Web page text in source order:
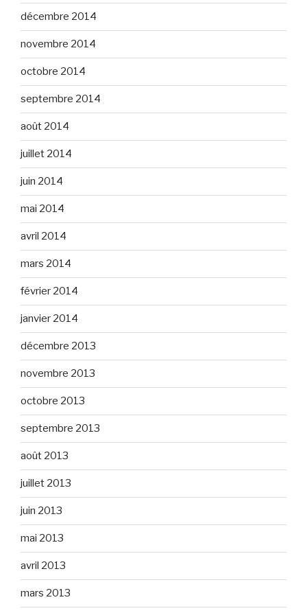
décembre 2014
novembre 2014
octobre 2014
septembre 2014
août 2014
juillet 2014
juin 2014
mai 2014
avril 2014
mars 2014
février 2014
janvier 2014
décembre 2013
novembre 2013
octobre 2013
septembre 2013
août 2013
juillet 2013
juin 2013
mai 2013
avril 2013
mars 2013